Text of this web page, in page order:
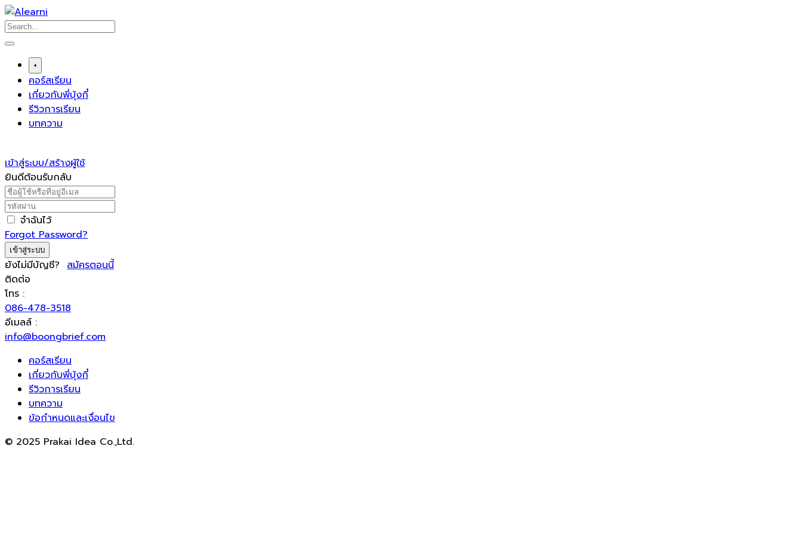
Skip
to
content
+
คอร์สเรียน
เกี่ยวกับพี่บุ้งกี๋
รีวิวการเรียน
บทความ
เข้าสู่ระบบ/สร้างผู้ใช้
ยินดีต้อนรับกลับ
จำฉันไว้
Forgot Password?
เข้าสู่ระบบ
ยังไม่มีบัญชี? สมัครตอนนี้
ติดต่อ
โทร :
086-478-3518
อีเมลล์ :
info@boongbrief.com
คอร์สเรียน
เกี่ยวกับพี่บุ้งกี๋
รีวิวการเรียน
บทความ
ข้อกำหนดและเงื่อนไข
© 2025 Prakai Idea Co.,Ltd.